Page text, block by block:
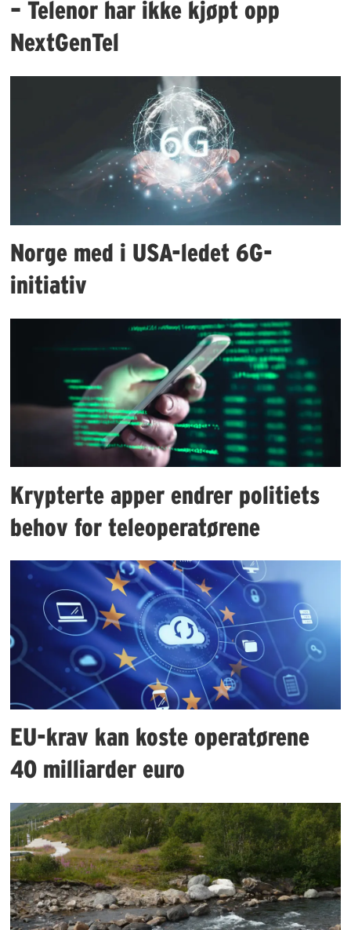
– Telenor har ikke kjøpt opp
NextGenTel
Norge med i USA-ledet 6G-
initiativ
Krypterte apper endrer politiets
behov for teleoperatørene
EU-krav kan koste operatørene
40 milliarder euro